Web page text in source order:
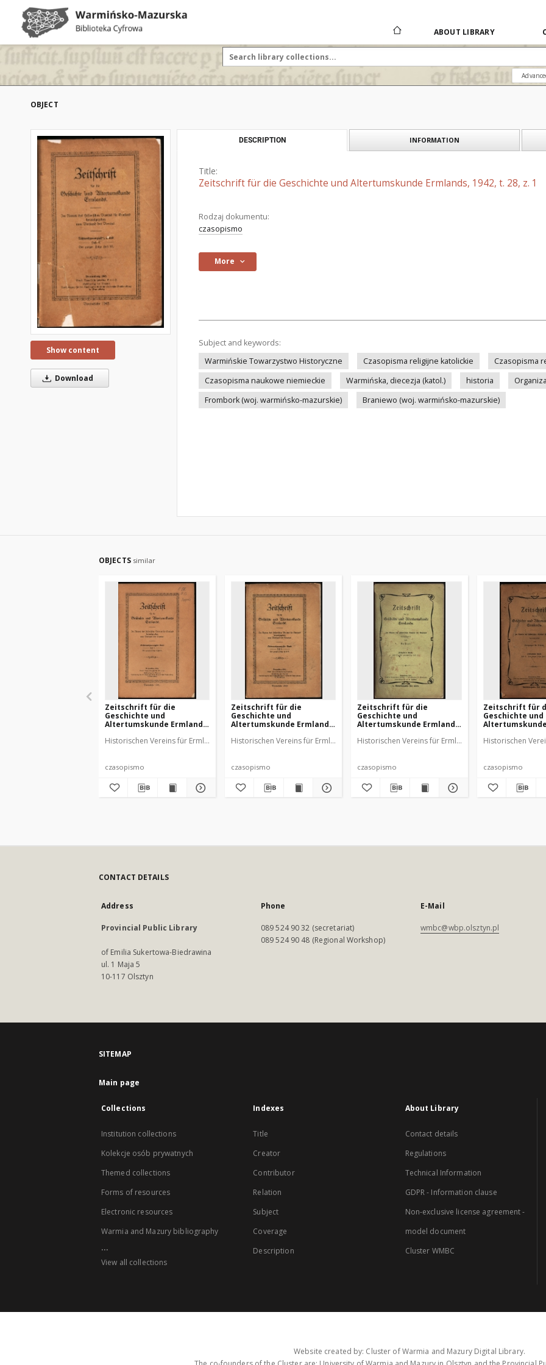
ABOUT LIBRARY
OBJECT
Show content
Download
DESCRIPTION INFORMATION
Title:
Zeitschrift für die Geschichte und Altertumskunde Ermlands, 1942, t. 28, z. 1
Rodzaj dokumentu:
czasopismo
More
Subject and keywords:
Warmińskie Towarzystwo Historyczne
Czasopisma religijne katolickie
Czasopisma
Czasopisma naukowe niemieckie
Warmińska, diecezja (katol.) historia
Frombork (woj. warmińsko-mazurskie)
Braniewo (woj. warmińsko-mazurskie)
OBJECTS similar
Zeitschrift für die
Geschichte und
Altertumskunde Ermlands,
Historischen Vereins für Ermland
czasopismo
Zeitschrift für die
Geschichte und
Altertumskunde Ermlands,
Historischen Vereins für Ermland
czasopismo
Zeitschrift für die
Geschichte und
Altertumskunde Ermlands,
Historischen Vereins für Ermland
czasopismo
Zeitschrift für
Geschichte und
Historischen
czasopismo
CONTACT DETAILS
Address
Provincial Public Library
of Emilia Sukertowa-Biedrawina
ul. 1 Maja 5
10-117 Olsztyn
Phone
089 524 90 32 (secretariat)
089 524 90 48 (Regional Workshop)
E-Mail
wmbc@wbp.olsztyn.pl
SITEMAP
Main page
Collections
Institution collections
Kolekcje osób prywatnych
Themed collections
Forms of resources
Electronic resources
Warmia and Mazury bibliography
...
View all collections
Indexes
Title
Creator
Contributor
Relation
Subject
Coverage
Description
About Library
Contact details
Regulations
Technical Information
GDPR - Information clause
Non-exclusive license agreement -
model document
Cluster WMBC
Website created by: Cluster of Warmia and Mazury Digital Library.